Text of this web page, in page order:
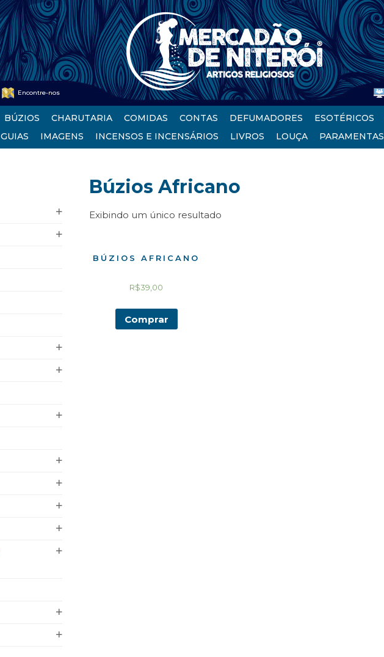
Encontre-nos
BÚZIOS CHARUTARIA COMIDAS CONTAS DEFUMADORES ESOTÉRICOS
GUIAS IMAGENS INCENSOS E INCENSÁRIOS LIVROS LOUÇA PARAMENTAS
Búzios Africano
Exibindo um único resultado
BÚZIOS AFRICANO
R$39,00
Comprar